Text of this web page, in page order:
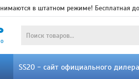
в штатном режиме! Бесплатная
SS20 - сайт официального